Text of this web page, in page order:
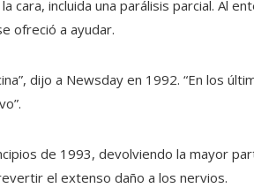
incluida una parálisis parcial. Al
ofreció a ayudar.
dijo a Newsday en 1992. “En los
de 1993, devolviendo la mayor
el extenso daño a los nervios.